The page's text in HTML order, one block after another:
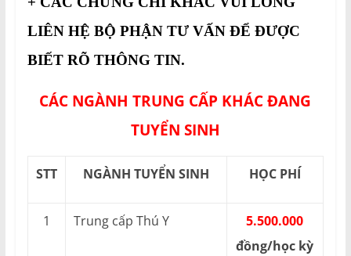
LIÊN HỆ BỘ PHẬN TƯ VẤN ĐỂ ĐƯỢC
BIẾT RÕ THÔNG TIN.
CÁC NGÀNH TRUNG CẤP KHÁC ĐANG
TUYỂN SINH
STT NGÀNH TUYỂN SINH HỌC PHÍ
1 Trung cấp Thú Y
5.500.000
đồng/học kỳ